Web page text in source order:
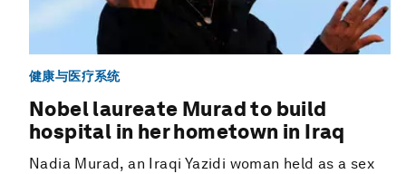
健康与医疗系统
Nobel laureate Murad to build
hospital in her hometown in Iraq
Nadia Murad, an Iraqi Yazidi woman held as a sex